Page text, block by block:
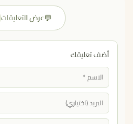
💬عرض التعليقات
أضف تعليقك